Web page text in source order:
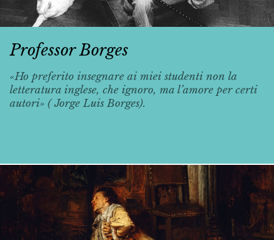
Professor Borges
«Ho preferito insegnare ai miei studenti non la
letteratura inglese, che ignoro, ma l’amore per certi
autori» ( Jorge Luis Borges).